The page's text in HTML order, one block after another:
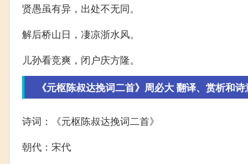
贤愚虽有异，出处不无同。
解后桥山日，凄凉浙水风。
儿孙看竞爽，闭户庆方隆。
《元枢陈叔达挽词二首》周必大 翻译、赏析和诗
诗词：《元枢陈叔达挽词二首》
朝代：宋代